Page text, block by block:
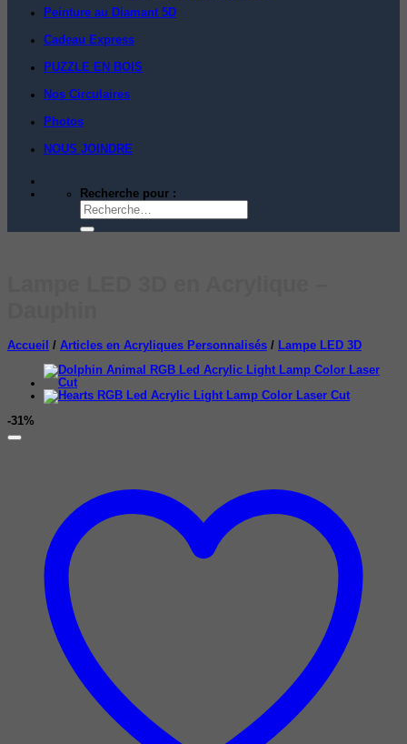
Peinture au Diamant 5D
Cadeau Express
PUZZLE EN BOIS
Nos Circulaires
Photos
NOUS JOINDRE
Recherche pour :
Accueil / Articles en Acryliques Personnalisés / Lampe LED 3D
-31%